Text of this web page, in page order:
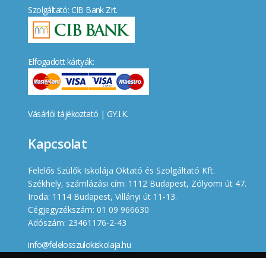
Szolgáltató: CIB Bank Zrt.
Elfogadott kártyák:
Vásárlói tájékoztató | GY.I.K.
Kapcsolat
Felelős Szülők Iskolája Oktató és Szolgáltató Kft.
Székhely, számlázási cím: 1112 Budapest, Zólyomi út 47.
Iroda: 1114 Budapest, Villányi út 11-13.
Cégjegyzékszám: 01 09 966630
Adószám: 23461176-2-43
info@felelosszulokiskolaja.hu